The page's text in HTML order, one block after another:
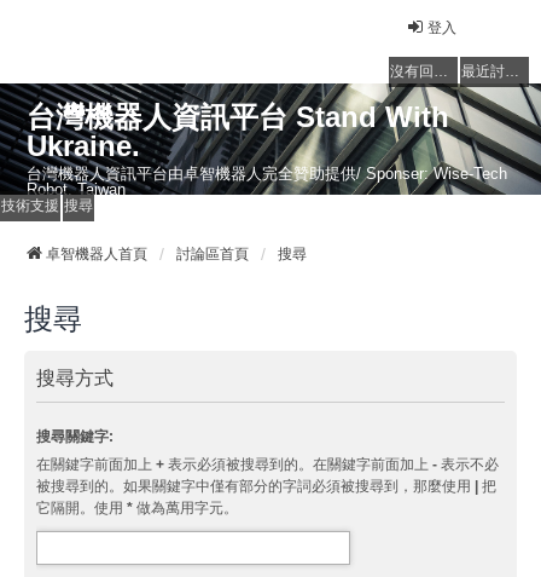
登入
沒有回覆的主題 最近討論的主題
台灣機器人資訊平台 Stand With
Ukraine.
台灣機器人資訊平台由卓智機器人完全贊助提供/ Sponser: Wise-Tech
Robot, Taiwan
技術支援 搜尋
卓智機器人首頁 討論區首頁 搜尋
搜尋
搜尋方式
搜尋關鍵字:
在關鍵字前面加上 + 表示必須被搜尋到的。在關鍵字前面加上 - 表示不必
被搜尋到的。如果關鍵字中僅有部分的字詞必須被搜尋到，那麼使用 | 把
它隔開。使用 * 做為萬用字元。